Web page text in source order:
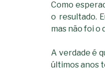
Como
o resultado.
mas não foi o
A verdade é
últimos anos